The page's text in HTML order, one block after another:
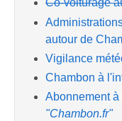
Co-voiturage
autour de
Vigilance
Chambon à
Abonnement
"Chambon.fr"